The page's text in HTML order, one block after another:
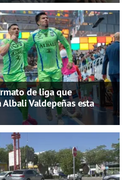
de liga que
Valdepeñas esta